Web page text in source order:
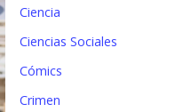
Ciencia
Ciencias Sociales
Cómics
Crimen